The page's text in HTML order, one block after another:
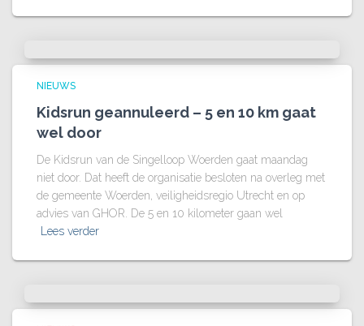
NIEUWS
Kidsrun geannuleerd – 5 en 10 km gaat
wel door
De Kidsrun van de Singelloop Woerden gaat maandag
niet door. Dat heeft de organisatie besloten na overleg met
de gemeente Woerden, veiligheidsregio Utrecht en op
advies van GHOR. De 5 en 10 kilometer gaan wel
Lees verder